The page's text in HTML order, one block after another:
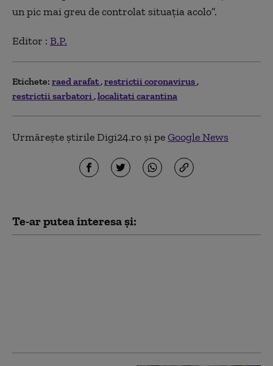
un pic mai greu de controlat situaţia acolo”.
Editor : B.P.
Etichete: raed arafat restrictii coronavirus
restrictii sarbatori localitati carantina
Urmărește știrile Digi24.ro și peGoogle News
Te-ar putea interesa și: